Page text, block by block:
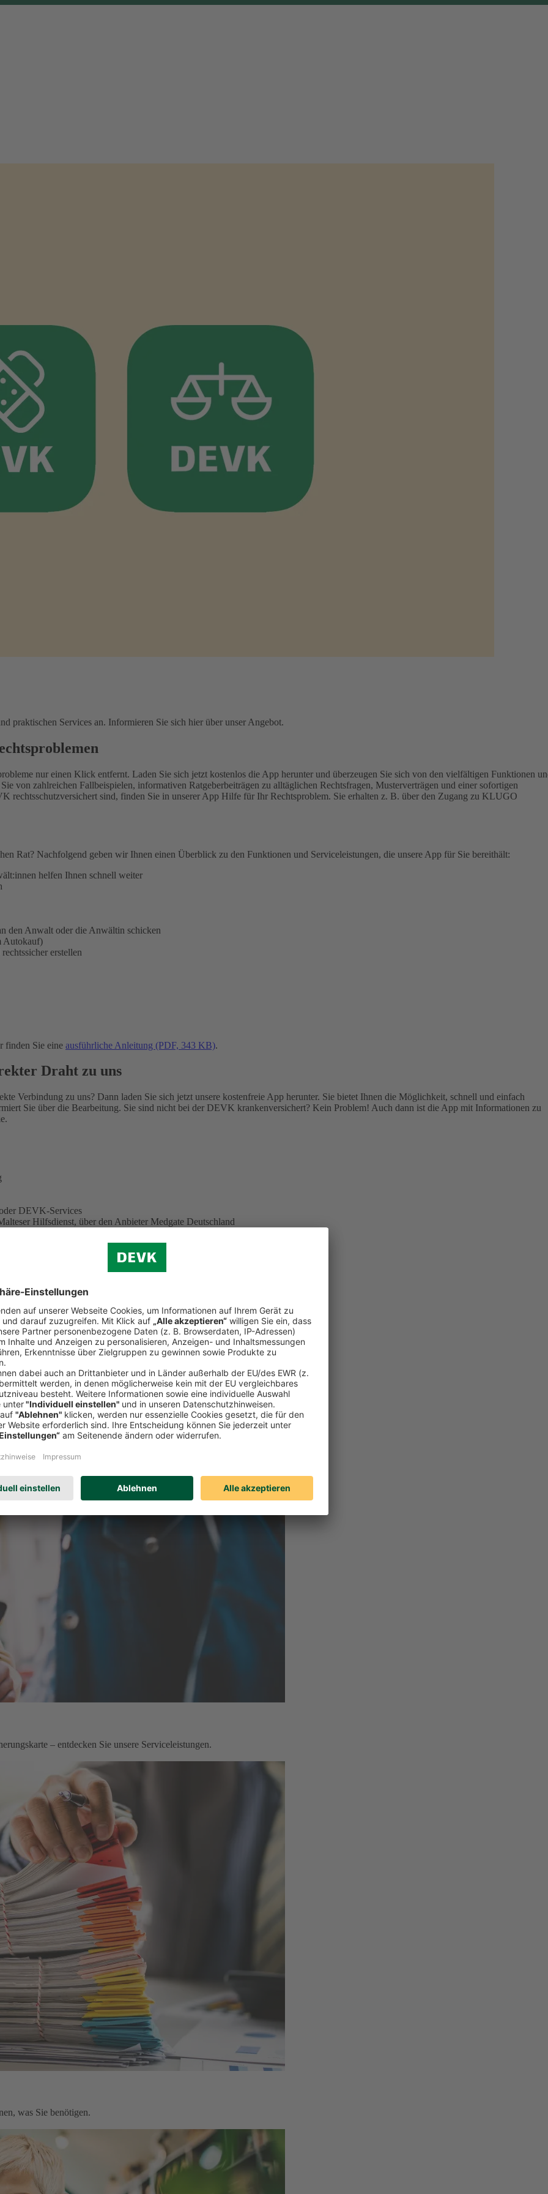
Services an. Informieren Sie sich hier über unser Angebot.
nur einen Klick entfernt. Laden Sie sich jetzt kostenlos die App herunter und überzeugen Sie sich von den vielfältigen Funktionen
von zahlreichen Fallbeispielen, informativen Ratgeberbeiträgen zu alltäglichen Rechtsfragen, Musterverträgen und einer sofortigen
rechtsschutzversichert sind, finden Sie in unserer App Hilfe für Ihr Rechtsproblem. Sie erhalten z. B. über den Zugang zu KLUGO
Rat? Nachfolgend geben wir Ihnen einen Überblick zu den Funktionen und Serviceleistungen, die unsere App für Sie bereithält:
helfen Ihnen schnell weiter
den Anwalt oder die Anwältin schicken
Autokauf)
erstellen
finden Sie eine ausführliche Anleitung (PDF, 343 KB).
Draht zu uns
Verbindung zu uns? Dann laden Sie sich jetzt unsere kostenfreie App herunter. Sie bietet Ihnen die Möglichkeit, schnell und einfach
Sie über die Bearbeitung. Sie sind nicht bei der DEVK krankenversichert? Kein Problem! Auch dann ist die App mit Informationen zu
DEVK-Services
Hilfsdienst, über den Anbieter Medgate Deutschland
Sie können also auf neue Funktionen und Services gespannt sein.
herunter
löschen? Hier finden Sie eineausführliche Anleitung (PDF, 344 KB).
– entdecken Sie unsere Serviceleistungen.
was Sie benötigen.